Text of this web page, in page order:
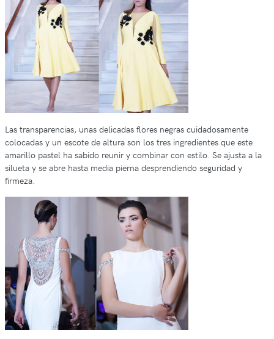
Las transparencias, unas delicadas flores negras cuidadosamente
colocadas y un escote de altura son los tres ingredientes que este
amarillo pastel ha sabido reunir y combinar con estilo. Se ajusta a la
silueta y se abre hasta media pierna desprendiendo seguridad y
firmeza.